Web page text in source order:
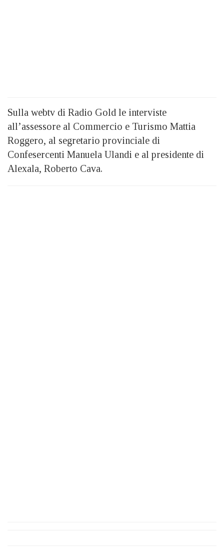
Sulla webtv di Radio Gold le interviste
all’assessore al Commercio e Turismo Mattia
Roggero, al segretario provinciale di
Confesercenti Manuela Ulandi e al presidente di
Alexala, Roberto Cava.